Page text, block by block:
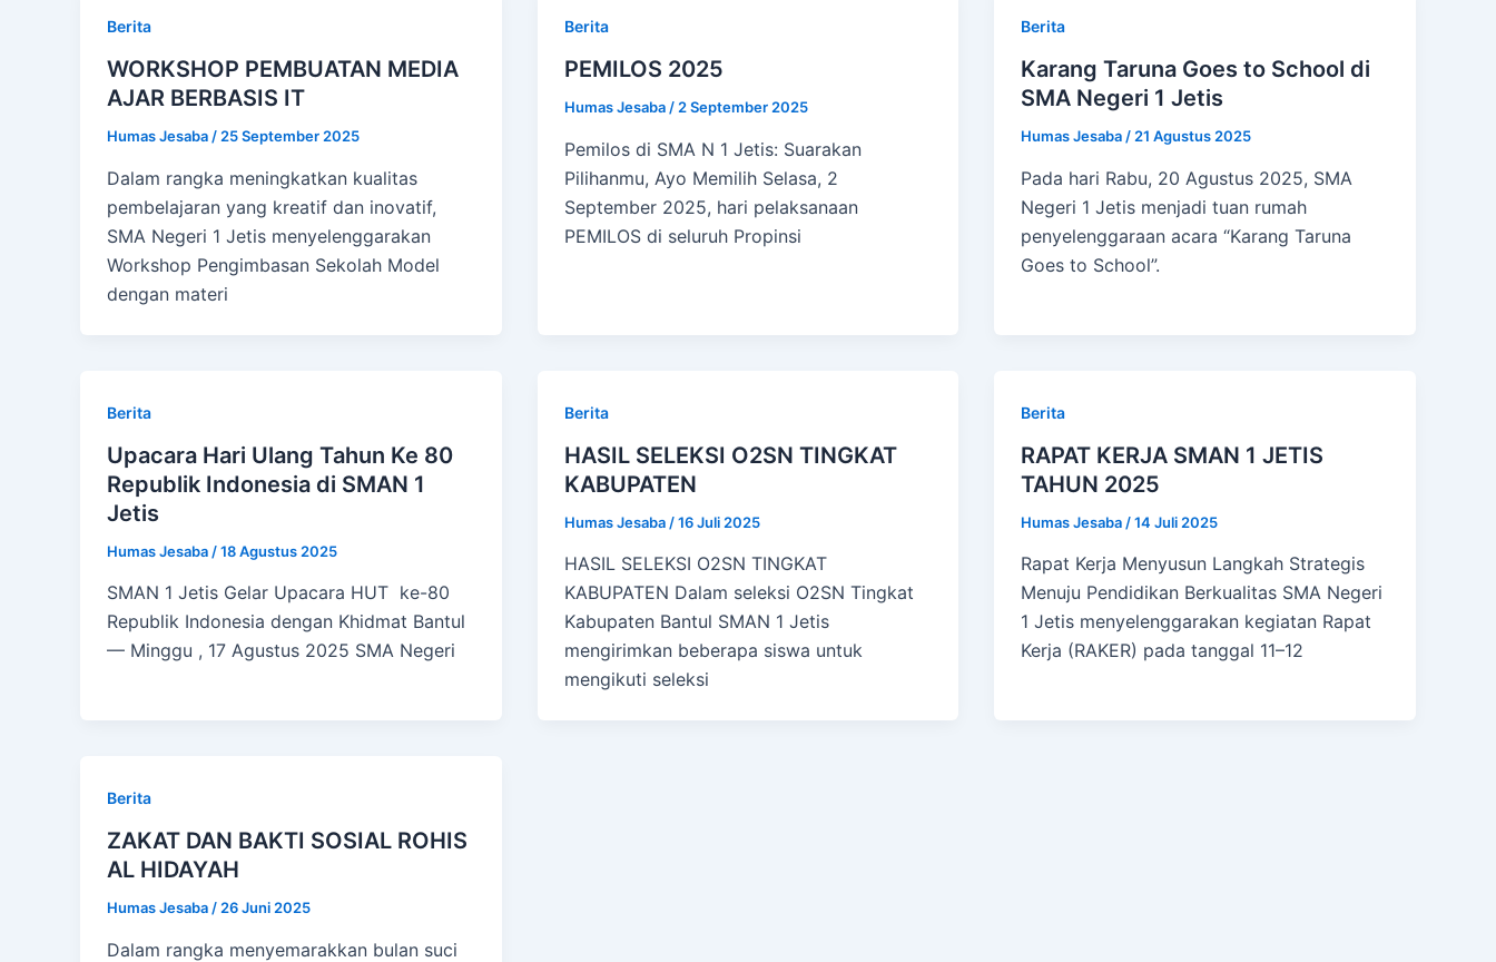
Berita
WORKSHOP PEMBUATAN MEDIA
AJAR BERBASIS IT
Humas Jesaba / 25 September 2025
Dalam rangka meningkatkan kualitas
pembelajaran yang kreatif dan inovatif,
SMA Negeri 1 Jetis menyelenggarakan
Workshop Pengimbasan Sekolah Model
dengan materi
Berita
PEMILOS 2025
Humas Jesaba / 2 September 2025
Pemilos di SMA N 1 Jetis: Suarakan
Pilihanmu, Ayo Memilih Selasa, 2
September 2025, hari pelaksanaan
PEMILOS di seluruh Propinsi
Berita
Karang Taruna Goes to School di
SMA Negeri 1 Jetis
Humas Jesaba / 21 Agustus 2025
Pada hari Rabu, 20 Agustus 2025, SMA
Negeri 1 Jetis menjadi tuan rumah
penyelenggaraan acara “Karang Taruna
Goes to School”.
Berita
Upacara Hari Ulang Tahun Ke 80
Republik Indonesia di SMAN 1
Jetis
Humas Jesaba /18 Agustus 2025
SMAN 1 Jetis Gelar Upacara HUT ke-80
Republik Indonesia dengan Khidmat Bantul
— Minggu , 17 Agustus 2025 SMA Negeri
Berita
HASIL SELEKSI O2SN TINGKAT
KABUPATEN
Humas Jesaba /16 Juli 2025
HASIL SELEKSI O2SN TINGKAT
KABUPATEN Dalam seleksi O2SN Tingkat
Kabupaten Bantul SMAN 1 Jetis
mengirimkan beberapa siswa untuk
mengikuti seleksi
Berita
RAPAT KERJA SMAN 1 JETIS
TAHUN 2025
Humas Jesaba /14 Juli 2025
Rapat Kerja Menyusun Langkah Strategis
Menuju Pendidikan Berkualitas SMA Negeri
1 Jetis menyelenggarakan kegiatan Rapat
Kerja (RAKER) pada tanggal 11–12
Berita
ZAKAT DAN BAKTI SOSIAL ROHIS
AL HIDAYAH
Humas Jesaba / 26 Juni 2025
Dalam rangka menyemarakkan bulan suci